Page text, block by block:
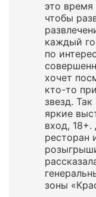
это
чтобы
каждый
по
хочет
кто-то
звезд.
яркие
вход,
ресторан
зоны